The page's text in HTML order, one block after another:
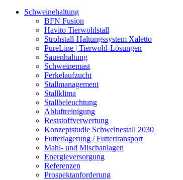
Schweinehaltung
BFN Fusion
Havito Tierwohlstall
Strohstall-Haltungssystem Xaletto
PureLine | Tierwohl-Lösungen
Sauenhaltung
Schweinemast
Ferkelaufzucht
Stallmanagement
Stallklima
Stallbeleuchtung
Abluftreinigung
Reststoffverwertung
Konzeptstudie Schweinestall 2030
Futterlagerung / Futtertransport
Mahl- und Mischanlagen
Energieversorgung
Referenzen
Prospektanforderung